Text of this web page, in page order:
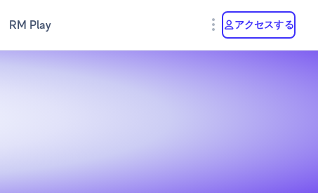
RM Play アクセスする